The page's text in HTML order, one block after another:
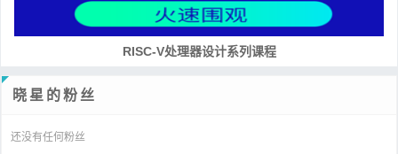
培养RISC-V大学土壤 共建RISC-V教育生态
晓星的粉丝
还没有任何粉丝